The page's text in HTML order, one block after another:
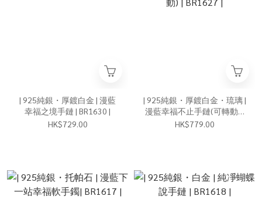
| 925純銀・厚鍍白金 | 漫藍
幸福之境手鏈 | BR1630 |
HK$729.00
| 925純銀・厚鍍白金・琉璃 |
漫藍幸福不止手鏈(可轉動) |
BR1627 |
HK$779.00